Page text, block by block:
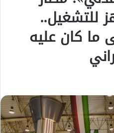
للتشغيل..
ما كان عليه